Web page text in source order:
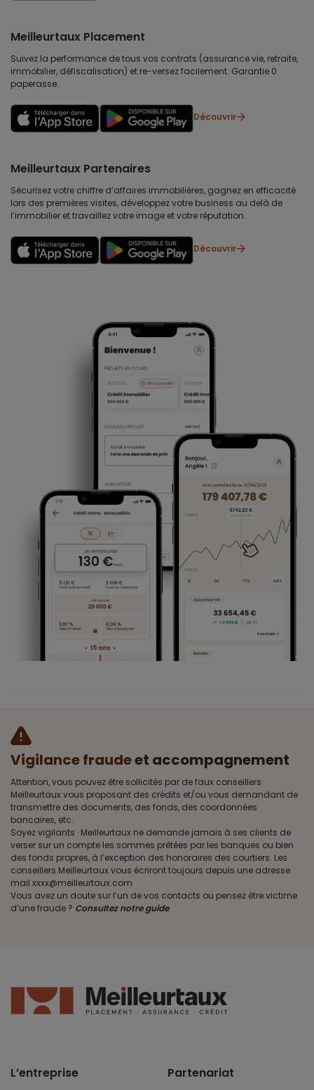
Meilleurtaux Placement
Suivez la performance de tous vos contrats (assurance vie, retraite,
immobilier, défiscalisation) et re-versez facilement. Garantie 0
paperasse.
Découvrir
Meilleurtaux Partenaires
Sécurisez votre chiffre d’affaires immobilières, gagnez en efficacité
lors des premières visites, développez votre business au delà de
l’immobilier et travaillez votre image et votre réputation.
Découvrir
Vigilance fraudeet accompagnement
Attention, vous pouvez être sollicités par de faux conseillers
Meilleurtaux vous proposant des crédits et/ou vous demandant de
transmettre des documents, des fonds, des coordonnées
bancaires, etc.
Soyez vigilants · Meilleurtaux ne demande jamais à ses clients de
verser sur un compte les sommes prêtées par les banques ou bien
des fonds propres, à l’exception des honoraires des courtiers. Les
conseillers Meilleurtaux vous écriront toujours depuis une adresse
mail xxxx@meilleurtaux.com
Vous avez un doute sur l’un de vos contacts ou pensez être victime
d’une fraude ? Consultez notre guide.
L’entreprise Partenariat